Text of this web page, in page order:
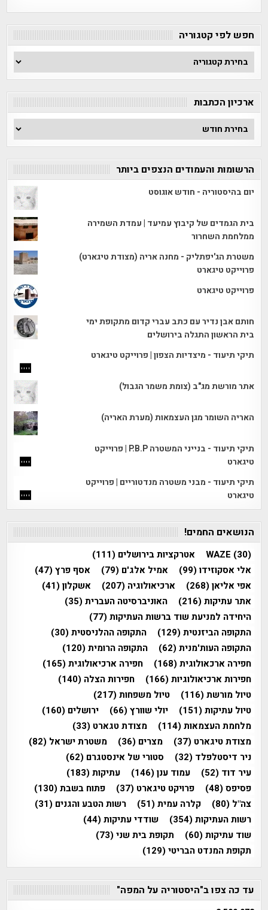
חפש לפי קטגוריה
חפש
לפי
ארכיון הכתבות
ארכיון
הכתבות
הרשומות והעמודים הנצפים ביותר
יום בהיסטוריה - חודש אוגוסט
בית הגמדים של קיבוץ עמיעד | עמדת השמירה
ממלחמת השחרור
משטרת הג'יפתליק - מחנה אריה (מצודת טיגארט)
פרוייקט טיגארט
פרוייקט טיגארט
חותם אבן נדיר עם כתב עברי קדום מתקופת ימי
בית הראשון התגלה בירושלים
תיקי תיעוד - מיצדיות הצפון | פרוייקט טיגארט
אתר מורשת מג"ב (צומת משמר הגבול)
האריה השומר מגן העצמאות (מערת האריה)
תיקי תיעוד - בנייני המשטרה P.B.P | פרוייקט
טיגארט
תיקי תיעוד - מבני משטרה מנדטוריים | פרוייקט
טיגארט
הנושאים החמים!
WAZE (30) אטרקציות בירושלים (111)
אלי אסקוזידו(99) אמיל אלג'ם (79) אסף פרץ(47)
אפי אליאן(268) ארכיאולוגיה (207) אשקלון(41)
אתר עתיקות(216) האוניברסיטה העברית(35)
היחידה למניעת שוד ברשות העתיקות(77)
התקופה הביזנטית(129) התקופה ההלניסטית(30)
התקופה העות'מנית(62) התקופה הרומית(120)
חפירה ארכאולוגית(168) חפירה ארכיאולוגית(165)
חפירות ארכיאולוגיות(166) חפירות הצלה (140)
טיול מורשת(116) טיול משפחות(217)
טיול עתיקות(151) יולי שוורץ(66) ירושלים (160)
מלחמת העצמאות(114) מצודת טגארט (33)
מצודת טיגארט (37) מצרים (36) משטרת ישראל (82)
ניר דיסטלפלד (32) סטורי של אינסטגרם (62)
עיר דוד (52) עמוד ענן(146) עתיקות(183)
פסיפס(48) פרויקט טיגארט (37) פתוח בשבת(130)
צה"ל (80) קלרה עמית(51) רשות הטבע והגנים (31)
רשות העתיקות(354) שודדי עתיקות(44)
שוד עתיקות(60) תקופת בית שני(73)
תקופת המנדט הבריטי(129)
עד כה צפו ב"היסטוריה על המפה"